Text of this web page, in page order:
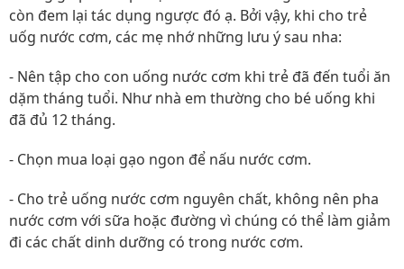
còn đem lại tác dụng ngược đó ạ. Bởi vậy, khi cho trẻ
uốg nước cơm, các mẹ nhớ những lưu ý sau nha:
- Nên tập cho con uống nước cơm khi trẻ đã đến tuổi ăn
dặm tháng tuổi. Như nhà em thường cho bé uống khi
đã đủ 12 tháng.
- Chọn mua loại gạo ngon để nấu nước cơm.
- Cho trẻ uống nước cơm nguyên chất, không nên pha
nước cơm với sữa hoặc đường vì chúng có thể làm giảm
đi các chất dinh dưỡng có trong nước cơm.